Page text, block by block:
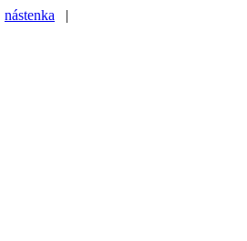
nástenka
|